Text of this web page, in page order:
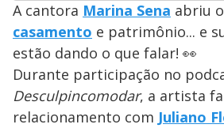
A cantora Marina Sena abriu
casamento e patrimônio... e
estão dando o que falar! 👀
Durante participação no
Desculpincomodar, a artista
relacionamento com Juliano